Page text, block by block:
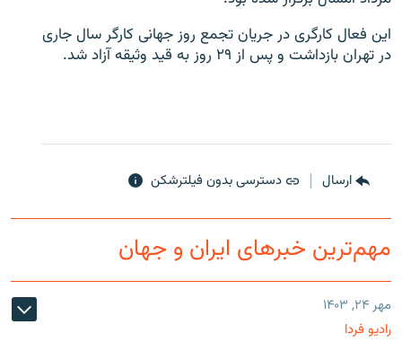
این فعال کارگری در جریان تجمع روز جهانی کارگر سال جاری
در تهران بازداشت و پس از ۲۹ روز به قید وثیقه آزاد شد.
ارسال دسترسی بدون فیلترشکن
مهم‌ترین خبرهای ایران و جهان
مهر ۲۴, ۱۴۰۳
رادیو فردا